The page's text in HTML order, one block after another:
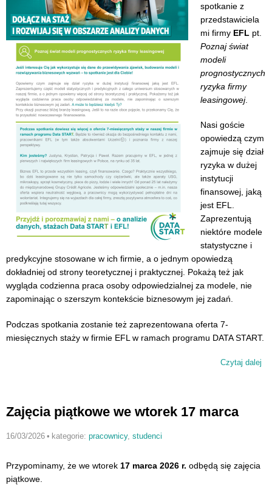
spotkanie z
przedstawiciela
mi firmy EFL pt.
Poznaj świat
modeli
prognostycznych
ryzyka firmy
leasingowej.
Nasi goście
opowiedzą czym
zajmuje się dział
ryzyka w dużej
instytucji
finansowej, jaką
jest EFL.
Zaprezentują
niektóre modele
statystyczne i
predykcyjne stosowane w ich firmie, a o jednym opowiedzą
dokładniej od strony teoretycznej i praktycznej. Pokażą też jak
wygląda codzienna praca osoby odpowiedzialnej za modele, nie
zapominając o szerszym kontekście biznesowym jej zadań.
Podczas spotkania zostanie też zaprezentowana oferta 7-
miesięcznych staży w firmie EFL w ramach programu DATA START.
Czytaj dalej
Zajęcia piątkowe we wtorek 17 marca
16/03/2026 • kategorie:pracownicy, studenci
Przypominamy, że we wtorek 17 marca 2026 r. odbędą się zajęcia
piątkowe.